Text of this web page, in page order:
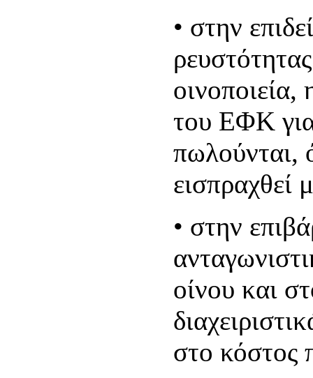
• στην
του ΕΦΚ
πωλούνται,
εισπραχθεί
• στην
οίνου και
στο κόστος